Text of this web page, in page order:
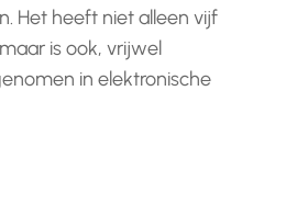
Het heeft niet alleen vijf
is ook, vrijwel
in elektronische